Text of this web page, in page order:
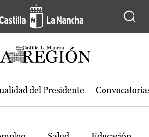
región de Castilla-La
del Presidente